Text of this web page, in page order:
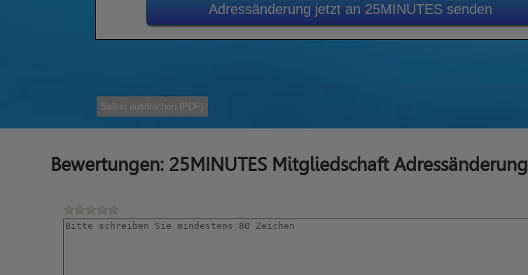
Adressänderung jetzt an 25MINUTES senden
Selbst ausdruchen (PDF)
Bewertungen: 25MINUTES Mitgliedschaft Adressänderung